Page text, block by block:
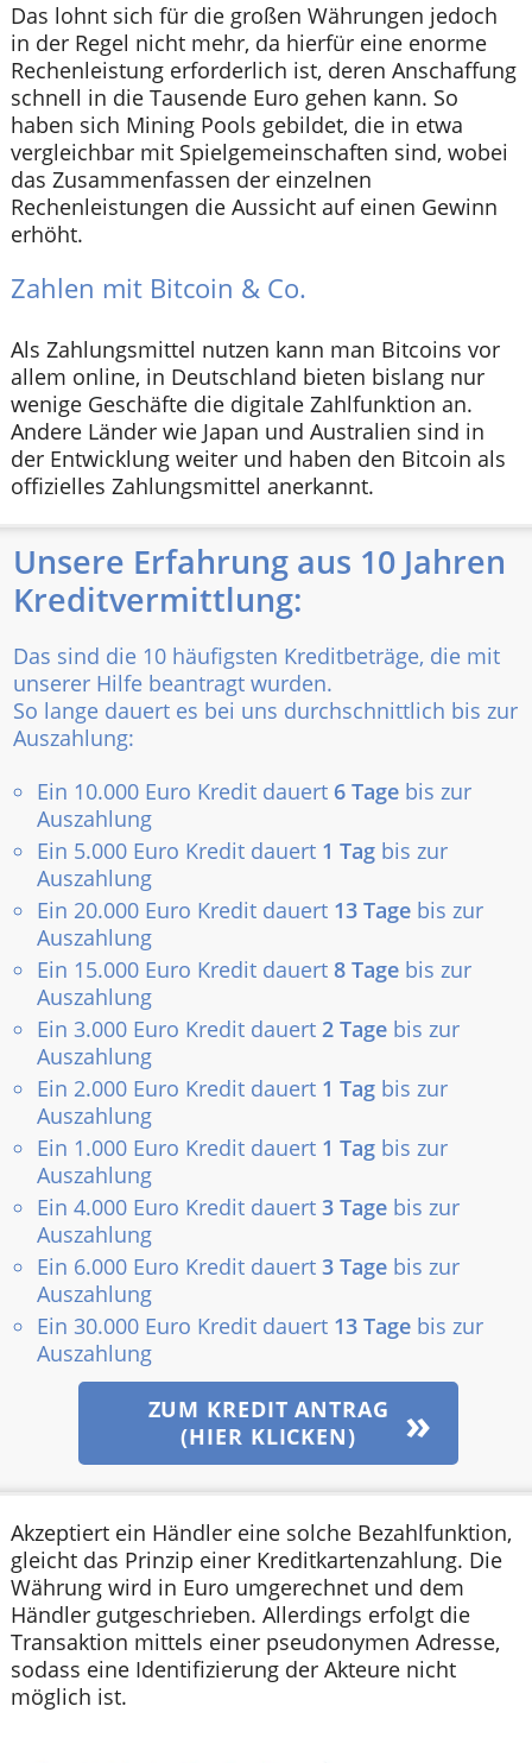
Das lohnt sich für die großen Währungen jedoch
in der Regel nicht mehr, da hierfür eine enorme
Rechenleistung erforderlich ist, deren Anschaffung
schnell in die Tausende Euro gehen kann. So
haben sich Mining Pools gebildet, die in etwa
vergleichbar mit Spielgemeinschaften sind, wobei
das Zusammenfassen der einzelnen
Rechenleistungen die Aussicht auf einen Gewinn
erhöht.
Zahlen mit Bitcoin & Co.
Als Zahlungsmittel nutzen kann man Bitcoins vor
allem online, in Deutschland bieten bislang nur
wenige Geschäfte die digitale Zahlfunktion an.
Andere Länder wie Japan und Australien sind in
der Entwicklung weiter und haben den Bitcoin als
offizielles Zahlungsmittel anerkannt.
Unsere Erfahrung aus 10 Jahren
Kreditvermittlung:
Das sind die 10 häufigsten Kreditbeträge, die mit
unserer Hilfe beantragt wurden.
So lange dauert es bei uns durchschnittlich bis zur
Auszahlung:
Ein 10.000 Euro Kredit dauert6 Tage bis zur
Auszahlung
Ein 5.000 Euro Kredit dauert 1 Tag bis zur
Auszahlung
Ein 20.000 Euro Kredit dauert 13 Tage bis zur
Auszahlung
Ein 15.000 Euro Kredit dauert8 Tage bis zur
Auszahlung
Ein 3.000 Euro Kredit dauert2 Tage bis zur
Auszahlung
Ein 2.000 Euro Kredit dauert 1 Tag bis zur
Auszahlung
Ein 1.000 Euro Kredit dauert 1 Tag bis zur
Auszahlung
Ein 4.000 Euro Kredit dauert3 Tage bis zur
Auszahlung
Ein 6.000 Euro Kredit dauert3 Tage bis zur
Auszahlung
Ein 30.000 Euro Kredit dauert 13 Tage bis zur
Auszahlung
ZUM KREDIT ANTRAG
(HIER KLICKEN)
Akzeptiert ein Händler eine solche Bezahlfunktion,
gleicht das Prinzip einer Kreditkartenzahlung. Die
Währung wird in Euro umgerechnet und dem
Händler gutgeschrieben. Allerdings erfolgt die
Transaktion mittels einer pseudonymen Adresse,
sodass eine Identifizierung der Akteure nicht
möglich ist.